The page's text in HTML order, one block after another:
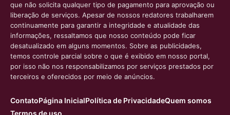
que não solicita qualquer tipo de pagamento para aprovação ou
liberação de serviços. Apesar de nossos redatores trabalharem
continuamente para garantir a integridade e atualidade das
informações, ressaltamos que nosso conteúdo pode ficar
desatualizado em alguns momentos. Sobre as publicidades,
temos controle parcial sobre o que é exibido em nosso portal,
por isso não nos responsabilizamos por serviços prestados por
terceiros e oferecidos por meio de anúncios.
ContatoPágina InicialPolítica de PrivacidadeQuem somos